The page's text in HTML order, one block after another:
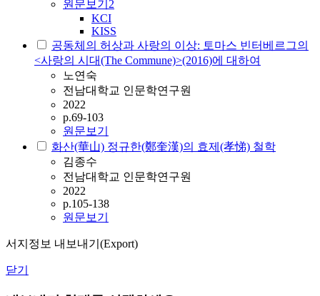
원문보기 2
KCI
KISS
공동체의 허상과 사랑의 이상: 토마스 빈터베르그의
<사랑의 시대(The Commune)>(2016)에 대하여
노연숙
전남대학교 인문학연구원
2022
p.69-103
원문보기
화산(華山) 정규한(鄭奎漢)의 효제(孝悌) 철학
김종수
전남대학교 인문학연구원
2022
p.105-138
원문보기
서지정보 내보내기(Export)
닫기